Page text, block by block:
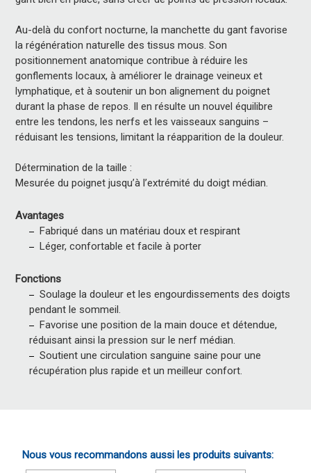
Au-delà du confort nocturne, la manchette du gant favorise
la régénération naturelle des tissus mous. Son
positionnement anatomique contribue à réduire les
gonflements locaux, à améliorer le drainage veineux et
lymphatique, et à soutenir un bon alignement du poignet
durant la phase de repos. Il en résulte un nouvel équilibre
entre les tendons, les nerfs et les vaisseaux sanguins –
réduisant les tensions, limitant la réapparition de la douleur.
Détermination de la taille :
Mesurée du poignet jusqu’à l’extrémité du doigt médian.
Avantages
Fabriqué dans un matériau doux et respirant
Léger, confortable et facile à porter
Fonctions
Soulage la douleur et les engourdissements des doigts
pendant le sommeil.
Favorise une position de la main douce et détendue,
réduisant ainsi la pression sur le nerf médian.
Soutient une circulation sanguine saine pour une
récupération plus rapide et un meilleur confort.
Nous vous recommandons aussi les produits suivants: